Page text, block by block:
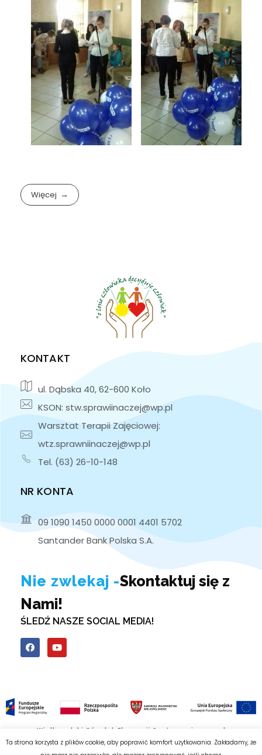
Więcej
KONTAKT
ul. Dąbska 40, 62-600 Koło
KSON: stw.sprawiinaczej@wp.pl
Warsztat Terapii Zajęciowej:
wtz.sprawniinaczej@wp.pl
Tel. (63) 26-10-148
NR KONTA
09 1090 1450 0000 0001 4401 5702
Santander Bank Polska S.A.
Nie zwlekaj -Skontaktuj się z
Nami!
ŚLEDŹ NASZE SOCIAL MEDIA!
Wielkopolski Ośrodek Ekonomii Społecznej: woes.pl
© 2026 Kolskie Stowarzyszenie Osób Niepełnosprawnych "Sprawni Inaczej".
Ta strona korzysta z plików cookie, aby poprawić komfort użytkowania. Zakładamy, że